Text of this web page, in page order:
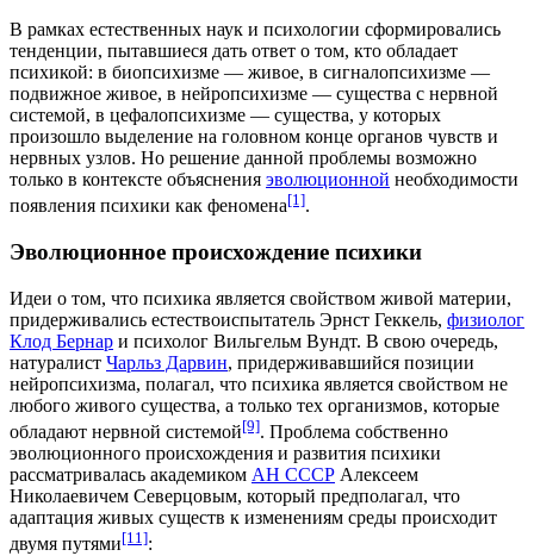
В рамках естественных наук и психологии сформировались
тенденции, пытавшиеся дать ответ о том, кто обладает
психикой: в биопсихизме — живое, в сигналопсихизме —
подвижное живое, в нейропсихизме — существа с нервной
системой, в цефалопсихизме — существа, у которых
произошло выделение на головном конце органов чувств и
нервных узлов. Но решение данной проблемы возможно
только в контексте объяснения эволюционной необходимости
появления психики как феномена[1].
Эволюционное происхождение психики
Идеи о том, что психика является свойством живой материи,
придерживались естествоиспытатель Эрнст Геккель, физиолог
Клод Бернар и психолог Вильгельм Вундт. В свою очередь,
натуралист Чарльз Дарвин, придерживавшийся позиции
нейропсихизма, полагал, что психика является свойством не
любого живого существа, а только тех организмов, которые
обладают нервной системой[9]. Проблема собственно
эволюционного происхождения и развития психики
рассматривалась академиком АН СССР Алексеем
Николаевичем Северцовым, который предполагал, что
адаптация живых существ к изменениям среды происходит
двумя путями[11]: